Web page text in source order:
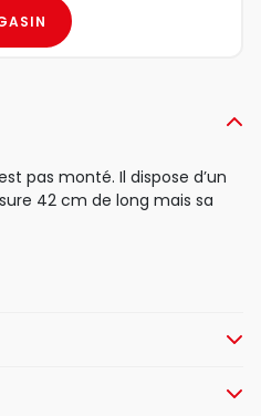
pas monté. Il dispose d’un
42 cm de long mais sa